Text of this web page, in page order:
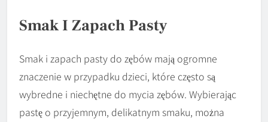
Smak I Zapach Pasty
Smak i zapach pasty do zębów mają ogromne
znaczenie w przypadku dzieci, które często są
wybredne i niechętne do mycia zębów. Wybierając
pastę o przyjemnym, delikatnym smaku, można